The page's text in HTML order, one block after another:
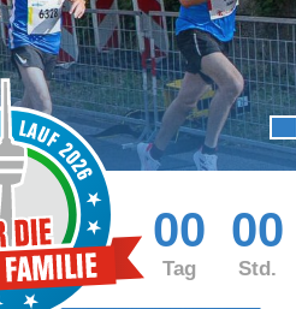
00
Tag
00
Std.